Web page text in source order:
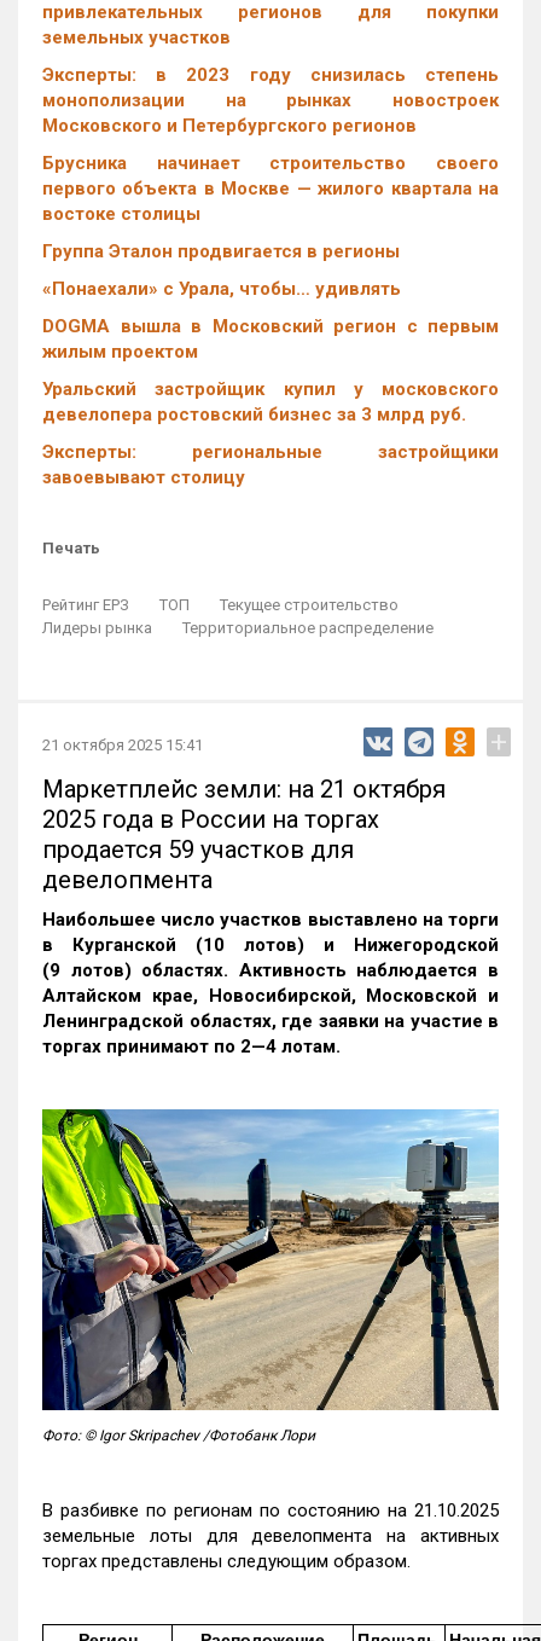
привлекательных регионов для покупки
земельных участков
Эксперты: в 2023 году снизилась степень
монополизации на рынках новостроек
Московского и Петербургского регионов
Брусника начинает строительство своего
первого объекта в Москве — жилого квартала на
востоке столицы
Группа Эталон продвигается в регионы
«Понаехали» с Урала, чтобы… удивлять
DOGMA вышла в Московский регион с первым
жилым проектом
Уральский застройщик купил у московского
девелопера ростовский бизнес за 3 млрд руб.
Эксперты: региональные застройщики
завоевывают столицу
Печать
Рейтинг ЕРЗ ТОП
Текущее строительство
Лидеры рынка
Территориальное распределение
21 октября 2025 15:41 +
Маркетплейс земли: на 21 октября
2025 года в России на торгах
продается 59 участков для
девелопмента
Наибольшее число участков выставлено на торги
в Курганской (10 лотов) и Нижегородской
(9 лотов) областях. Активность наблюдается в
Алтайском крае, Новосибирской, Московской и
Ленинградской областях, где заявки на участие в
торгах принимают по 2—4 лотам.
Фото: © Igor Skripachev /Фотобанк Лори
В разбивке по регионам по состоянию на 21.10.2025
земельные лоты для девелопмента на активных
торгах представлены следующим образом.